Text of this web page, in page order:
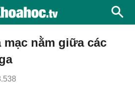
mạc nằm giữa các